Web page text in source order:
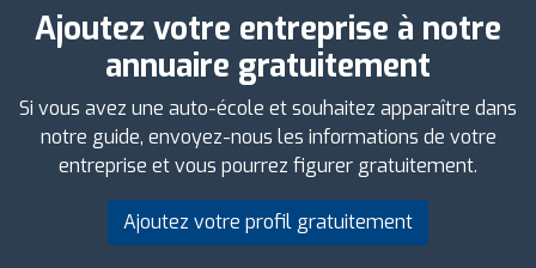
Ajoutez votre entreprise à notre
annuaire gratuitement
Si vous avez une auto-école et souhaitez apparaître dans
notre guide, envoyez-nous les informations de votre
entreprise et vous pourrez figurer gratuitement.
Ajoutez votre profil gratuitement